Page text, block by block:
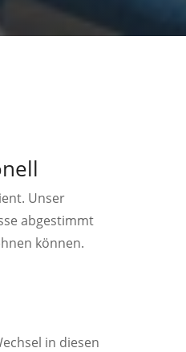
Unser
abgestimmt
können.
in diesen